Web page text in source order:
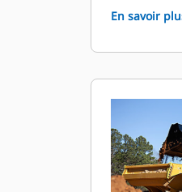
à
En savoir